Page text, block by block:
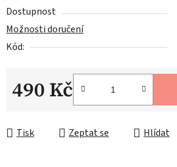
Dostupnost
Možnosti doručení
Kód:
490 Kč
Tisk Zeptat se Hlídat